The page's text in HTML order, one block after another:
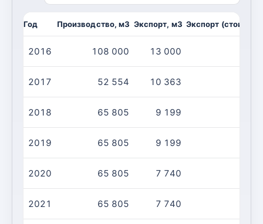
Год Производство, м3 Экспорт, м3 Экспорт
2016 108 000 13 000
2017 52 554 10 363
2018 65 805 9 199
2019 65 805 9 199
2020 65 805 7 740
2021 65 805 7 740